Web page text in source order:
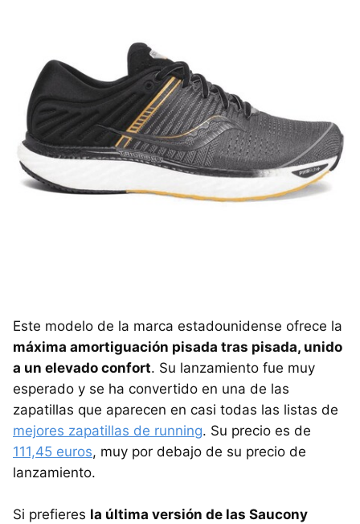
Este modelo de la marca estadounidense ofrece la
máxima amortiguación pisada tras pisada, unido
a un elevado confort. Su lanzamiento fue muy
esperado y se ha convertido en una de las
zapatillas que aparecen en casi todas las listas de
mejores zapatillas de running. Su precio es de
111,45 euros, muy por debajo de su precio de
lanzamiento.
Si prefieres la última versión de las Saucony